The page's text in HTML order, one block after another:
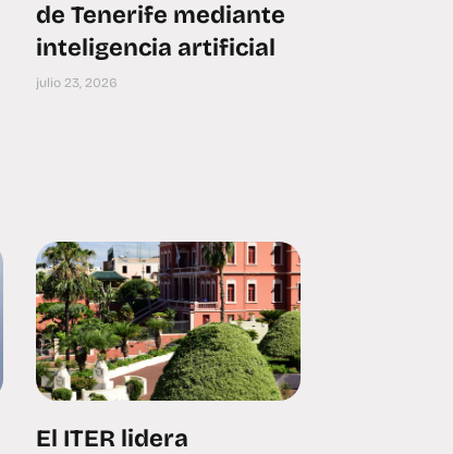
de Tenerife mediante
inteligencia artificial
julio 23, 2026
El ITER lidera